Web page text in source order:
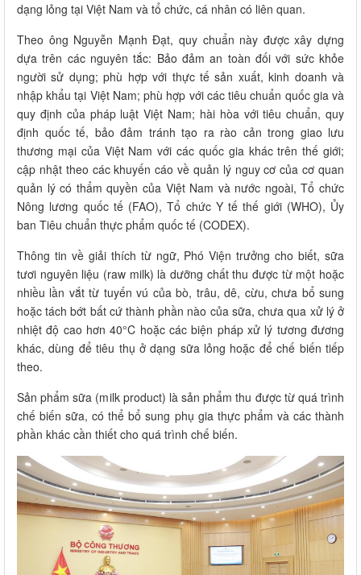
dạng lỏng tại Việt Nam và tổ chức, cá nhân có liên quan.
Theo ông Nguyễn Mạnh Đạt, quy chuẩn này được xây dựng
dựa trên các nguyên tắc: Bảo đảm an toàn đối với sức khỏe
người sử dụng; phù hợp với thực tế sản xuất, kinh doanh và
nhập khẩu tại Việt Nam; phù hợp với các tiêu chuẩn quốc gia và
quy định của pháp luật Việt Nam; hài hòa với tiêu chuẩn, quy
định quốc tế, bảo đảm tránh tạo ra rào cản trong giao lưu
thương mại của Việt Nam với các quốc gia khác trên thế giới;
cập nhật theo các khuyến cáo về quản lý nguy cơ của cơ quan
quản lý có thẩm quyền của Việt Nam và nước ngoài, Tổ chức
Nông lương quốc tế (FAO), Tổ chức Y tế thế giới (WHO), Ủy
ban Tiêu chuẩn thực phẩm quốc tế (CODEX).
Thông tin về giải thích từ ngữ, Phó Viện trưởng cho biết, sữa
tươi nguyên liệu (raw milk) là dưỡng chất thu được từ một hoặc
nhiều lần vắt từ tuyến vú của bò, trâu, dê, cừu, chưa bổ sung
hoặc tách bớt bất cứ thành phần nào của sữa, chưa qua xử lý ở
nhiệt độ cao hơn 40°C hoặc các biện pháp xử lý tương đương
khác, dùng để tiêu thụ ở dạng sữa lỏng hoặc để chế biến tiếp
theo.
Sản phẩm sữa (milk product) là sản phẩm thu được từ quá trình
chế biến sữa, có thể bổ sung phụ gia thực phẩm và các thành
phần khác cần thiết cho quá trình chế biến.